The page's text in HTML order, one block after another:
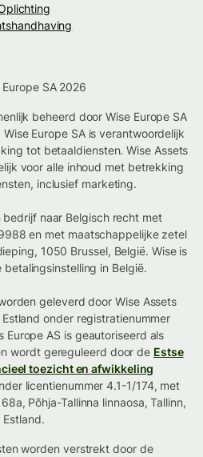
SA 2026
beheerd door Wise Europe SA
Europe SA is verantwoordelijk
tot betaaldiensten. Wise Assets
voor alle inhoud met betrekking
inclusief marketing.
bedrijf naar Belgisch recht met
en met maatschappelijke zetel
1050 Brussel, België. Wise is
in België.
geleverd door Wise Assets
onder registratienummer
Europe AS is geautoriseerd als
wordt gereguleerd door de Estse
toezicht en afwikkeling
licentienummer 4.1-1/174, met
Põhja-Tallinna linnaosa, Tallinn,
Estland.
worden verstrekt door de